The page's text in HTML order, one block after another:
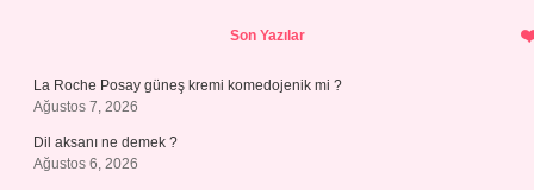
Son Yazılar
La Roche Posay güneş kremi komedojenik mi ?
Ağustos 7, 2026
Dil aksanı ne demek ?
Ağustos 6, 2026